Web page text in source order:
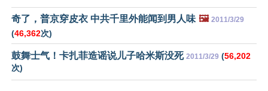
奇了，普京穿皮衣 中共千里外能闻到男人味 🖼️ 2011/3/29
(46,362次)
鼓舞士气！卡扎菲造谣说儿子哈米斯没死 2011/3/29 (56,202
次)